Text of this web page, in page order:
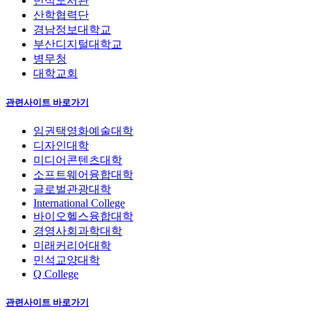
산학협력단
경남정보대학교
부산디지털대학교
병무청
대학교회
관련사이트 바로가기
임권택영화예술대학
디자인대학
미디어콘텐츠대학
소프트웨어융합대학
글로벌관광대학
International College
바이오헬스융합대학
경영사회과학대학
미래커리어대학
민석교양대학
Q College
관련사이트 바로가기